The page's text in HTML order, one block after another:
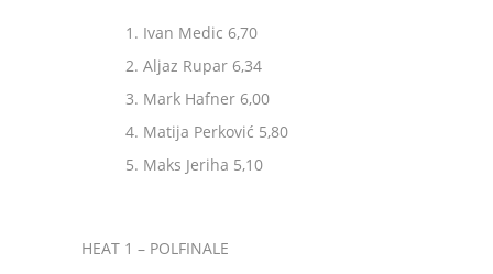
Ivan Medic 6,70
Aljaz Rupar 6,34
Mark Hafner 6,00
Matija Perković 5,80
Maks Jeriha 5,10
HEAT 1 – POLFINALE